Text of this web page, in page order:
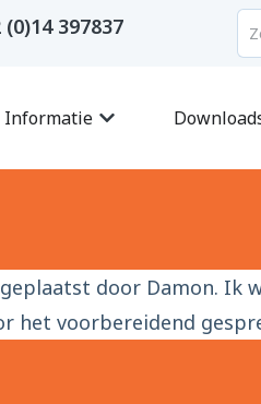
(0)14 397837
Informatie
door Damon.
voorbereidend